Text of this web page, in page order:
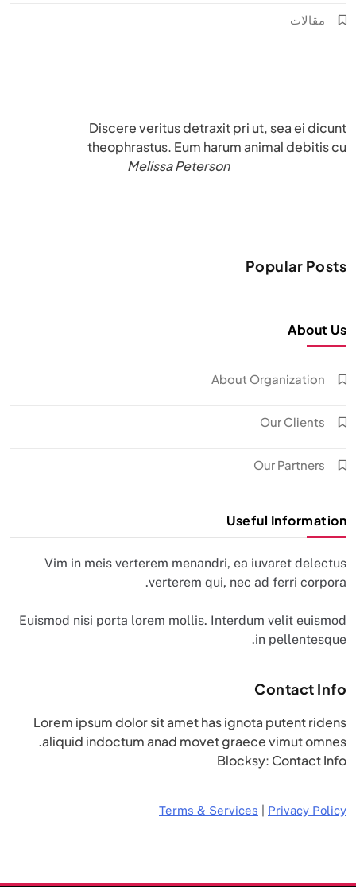
مقالات
Discere veritus detraxit pri ut, sea ei dicunt
theophrastus. Eum harum animal debitis cu
Melissa Peterson
Popular Posts
About Us
About Organization
Our Clients
Our Partners
Useful Information
Vim in meis verterem menandri, ea iuvaret delectus
verterem qui, nec ad ferri corpora.
Euismod nisi porta lorem mollis. Interdum velit euismod
in pellentesque.
Contact Info
Lorem ipsum dolor sit amet has ignota putent ridens
aliquid indoctum anad movet graece vimut omnes.
Blocksy: Contact Info
Terms & Services Privacy Policy